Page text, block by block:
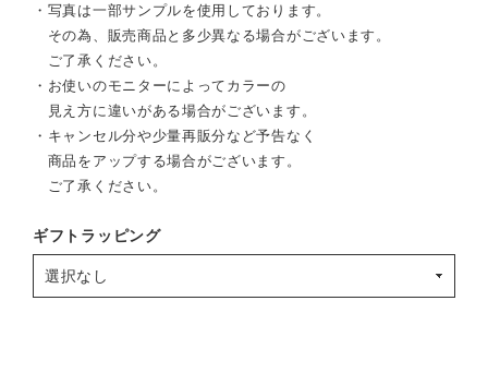
・写真は一部サンプルを使用しております。
その為、販売商品と多少異なる場合がございます。
ご了承ください。
・お使いのモニターによってカラーの
見え方に違いがある場合がございます。
・キャンセル分や少量再販分など予告なく
商品をアップする場合がございます。
ご了承ください。
ギフトラッピング